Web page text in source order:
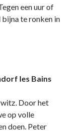
een uur of
te ronken in
les Bains
Door het
op volle
doen. Peter